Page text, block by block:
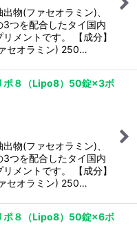
物(ファセオラミン)、
つを配合したタイ国内
メントです。 【成分】
セオラミン) 250…
ポ８（Lipo8）50錠×3ボ
物(ファセオラミン)、
つを配合したタイ国内
メントです。 【成分】
セオラミン) 250…
ポ８（Lipo8）50錠×6ボ